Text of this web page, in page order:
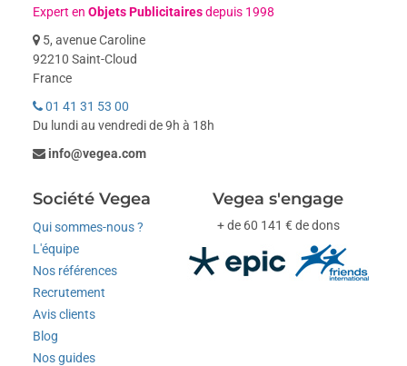
Expert enObjets Publicitairesdepuis 1998
5, avenue Caroline
92210 Saint-Cloud
France
01 41 31 53 00
Du lundi au vendredi de 9h à 18h
info@vegea.com
Société Vegea
Qui sommes-nous ?
L'équipe
Nos références
Recrutement
Avis clients
Blog
Nos guides
Vegea s'engage
+ de 60 141 € de dons